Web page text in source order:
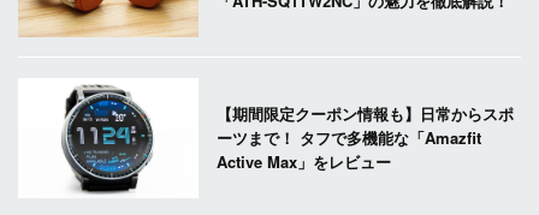
【期間限定クーポン情報も】日常からスポ
ーツまで！ タフで多機能な「Amazfit
Active Max」をレビュー